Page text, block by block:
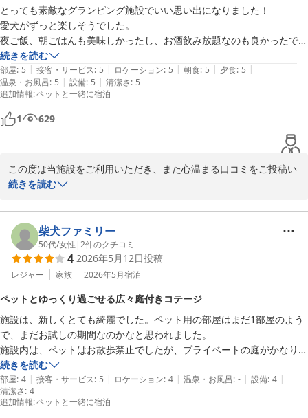
フロントで案内して下さったお姉さん、お兄さんはとても親切丁寧で気
配りの行き届いたおもてなしをしていただきありがとうございました☺️
大変お世話になりました🙏🏻
シングルドームG棟からの海の景色や、BBQを楽しみながら出会っ
たカブトムシやクワガタも、ご旅行の素敵な思い出となったようで
何よりでございます。自然豊かな環境ならではの体験をお楽しみい
ただけたことを、大変嬉しく思っております。
また、オールインクルーシブのフリードリンクや専用BBQスペー
ス、朝食につきましてもご満足いただき、たくさんのお褒めのお言
葉をいただけましたことは、私どもにとって何よりの励みでござい
「ぜひぜひまた行きたい」とのお言葉を胸に、これからも皆様に心
からご満足いただける施設を目指し、スタッフ一同より一層努めて
改めまして、この度のご利用とご投稿に心より感謝申し上げます。
またお会いできます日をスタッフ一同、心よりお待ちしておりま
す。
とっても素敵なグランピング施設でいい思い出になりました！
愛犬がずっと楽しそうでした。
夜ご飯、朝ごはんも美味しかったし、お酒飲み放題なのも良かったで
す。
海が近かったのでワンコ連れてお散歩もしました。
スタッフの方も優しくてまた利用したいです！！
続きを読む
部屋: 5 | 接客・サービス: 5 | ロケーション: 5 | 朝食: 5 | 夕食: 5 |
温泉・お風呂: 5 | 設備: 5 | 清潔さ: 5
追加情報:ペットと一緒に宿泊
1 629
この度は当施設をご利用いただき、また心温まる口コミをご投稿い
ただき誠にありがとうございます。
大切な愛犬とのご旅行に当施設をお選びいただき、「いい思い出に
なった」とのお言葉を頂戴できましたこと、スタッフ一同大変嬉し
く思っております。
特に、愛犬が楽しそうに過ごしていたとのお話を拝見し、私どもも
のこと、当施設ならではの自然豊かな環境をご満喫いただけたよう
で何よりでございます。
また、夕食・朝食ともにご満足いただき、お酒のフリードリンクサ
ービスもお楽しみいただけたとのこと、大変嬉しく拝見いたしまし
た。
さらに、スタッフの対応につきましても温かいお言葉を頂戴し、心
続きを読む
柴犬ファミリー
50代/女性 |2件のクチコミ
4 2026年5月12日投稿
レジャー 家族 2026年5月宿泊
ペットとゆっくり過ごせる広々庭付きコテージ
施設は、新しくとても綺麗でした。ペット用の部屋はまだ1部屋のよう
で、まだお試しの期間なのかなと思われました。
施設内は、ペットはお散歩禁止でしたが、プライベートの庭がかなり広
くて、我が家の柴犬は、すごく楽しく遊んでました。
キッチンが有り、冷蔵庫と鍋、ケトルの用意が有りました。簡単な調理
は可能でした。ペット連れの為、色々なコテージを利用して旅行をする
事が多いので、調理器具や皿等が揃って入ればより良かったです。今回
続きを読む
部屋: 4 | 接客・サービス: 5 | ロケーション: 4 | 温泉・お風呂: - | 設備: 4 |
清潔さ: 4
追加情報:ペットと一緒に宿泊